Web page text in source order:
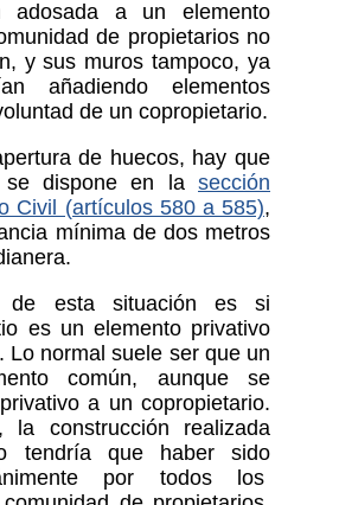
adosada a un elemento
de propietarios no
y sus muros tampoco, ya
añadiendo elementos
de un copropietario.
de huecos, hay que
dispone en la sección
Civil (artículos 580 a 585),
mínima de dos metros
de esta situación es si
es un elemento privativo
Lo normal suele ser que un
común, aunque se
a un copropietario.
construcción realizada
tendría que haber sido
por todos los